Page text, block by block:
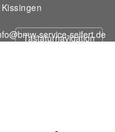
service-seifert.de
Tastaturnavigation